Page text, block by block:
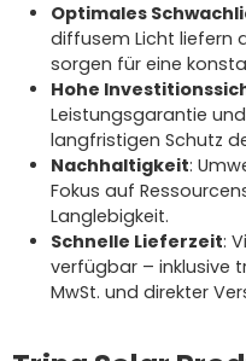
Optimales
diffusem Licht liefern
sorgen für eine
Hohe
Leistungsgarantie
langfristigen Schutz
Nachhaltigkeit:
Fokus auf
Langlebigkeit.
Schnelle Lieferzeit:
verfügbar – inklusive
MwSt. und direkter